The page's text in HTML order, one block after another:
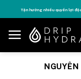
to
content
Tận hưởng nhiều quyền lợi